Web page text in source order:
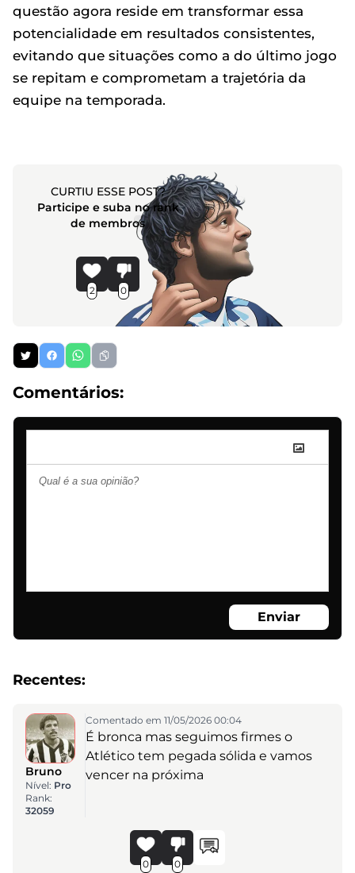
questão agora reside em transformar essa
potencialidade em resultados consistentes,
evitando que situações como a do último jogo
se repitam e comprometam a trajetória da
equipe na temporada.
CURTIU ESSE POST?
Participe e suba no rank
de membros
2 0
Comentários:
Enviar
Recentes:
Bruno
Nível: Pro
Rank:
32059
Comentado em 11/05/2026 00:04
É bronca mas seguimos firmes o
Atlético tem pegada sólida e vamos
vencer na próxima
0 0